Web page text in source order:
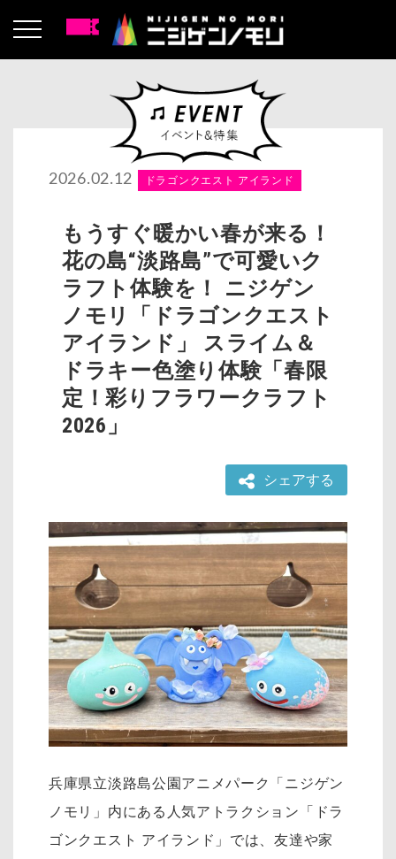
2026.02.12 ドラゴンクエスト アイランド
もうすぐ暖かい春が来る！
花の島“淡路島”で可愛いク
ラフト体験を！ ニジゲン
ノモリ「ドラゴンクエスト
アイランド」 スライム＆
ドラキー色塗り体験「春限
定！彩りフラワークラフト
2026」
シェアする
兵庫県立淡路島公園アニメパーク「ニジゲン
ノモリ」内にある人気アトラクション「ドラ
ゴンクエスト アイランド」では、友達や家